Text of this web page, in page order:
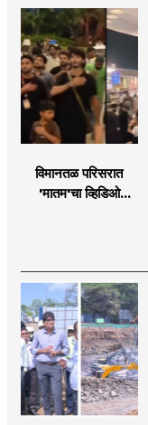
विमानतळ परिसरात
'मातम'चा व्हिडिओ